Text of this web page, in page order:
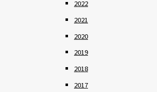
2022
2021
2020
2019
2018
2017